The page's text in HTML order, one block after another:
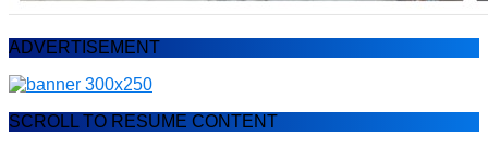
ADVERTISEMENT
SCROLL TO RESUME CONTENT